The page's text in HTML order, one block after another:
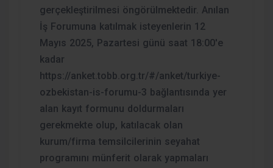
gerçekleştirilmesi öngörülmektedir. Anılan
İş Forumuna katılmak isteyenlerin 12
Mayıs 2025, Pazartesi günü saat 18:00'e
kadar
https://anket.tobb.org.tr/#/anket/turkiye-
ozbekistan-is-forumu-3 bağlantısında yer
alan kayıt formunu doldurmaları
gerekmekte olup, katılacak olan
kurum/firma temsilcilerinin seyahat
programını münferit olarak yapmaları